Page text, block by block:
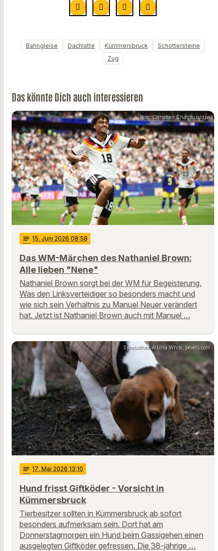
Bahngleise Dachlatte Kümmersbruck
Schottersteine
Zug
Das könnte Dich auch interessieren
Foto: Christian Charisius/dpa
notes 15. Juni 2026 08:58
Das WM-Märchen des Nathaniel Brown:
Alle lieben "Nene"
Nathaniel Brown sorgt bei der WM für Begeisterung.
Was den Linksverteidiger so besonders macht und
wie sich sein Verhältnis zu Manuel Neuer verändert
hat. Jetzt ist Nathaniel Brown auch mit Manuel …
Symbolfoto: Albina White, pexels.com
notes 17. Mai 2026 13:10
Hund frisst Giftköder - Vorsicht in
Kümmersbruck
Tierbesitzer sollten in Kümmersbruck ab sofort
besonders aufmerksam sein. Dort hat am
Donnerstagmorgen ein Hund beim Gassigehen einen
ausgelegten Giftköder gefressen. Die 38-jährige …